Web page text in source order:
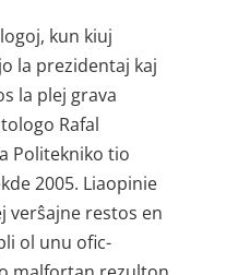
kun kiuj
la prezidentaj kaj
la plej grava
Rafal
Politekniko tio
2005. Liaopinie
verŝajne restos en
ol unu ofic­